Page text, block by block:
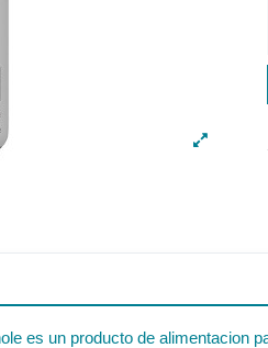
es un producto de alimentacion